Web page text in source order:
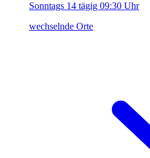
Sonntags 14 tägig 09:30 Uhr
wechselnde Orte